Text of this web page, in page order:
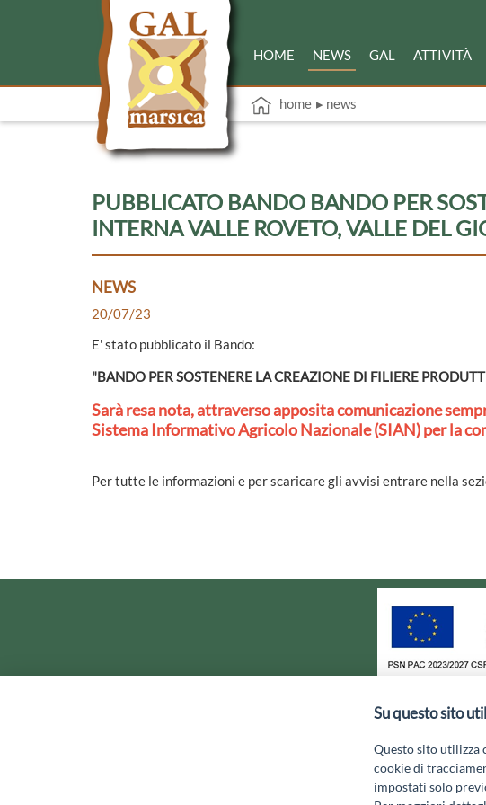
HOME NEWS GAL ATTIVITÀ
home ▸ news
PUBBLICATO BANDO BANDO PER
INTERNA VALLE ROVETO, VALLE DEL
NEWS
20/07/23
E' stato pubblicato il Bando:
"BANDO PER SOSTENERE LA CREAZIONE DI FILIERE
Sarà resa nota, attraverso apposita comunicazione
Sistema Informativo Agricolo Nazionale (SIAN) per la
Per tutte le informazioni e per scaricare gli avvisi entrare nella
Su questo sito
Questo sito utilizza
cookie di
impostati solo